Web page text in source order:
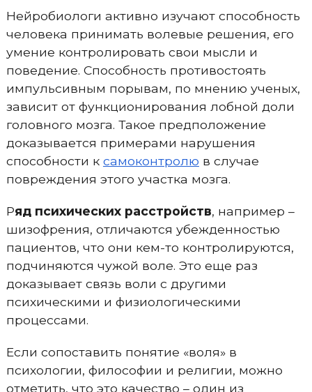
Нейробиологи активно изучают способность
человека принимать волевые решения, его
умение контролировать свои мысли и
поведение. Способность противостоять
импульсивным порывам, по мнению ученых,
зависит от функционирования лобной доли
головного мозга. Такое предположение
доказывается примерами нарушения
способности к самоконтролю в случае
повреждения этого участка мозга.
Ряд психических расстройств, например –
шизофрения, отличаются убежденностью
пациентов, что они кем-то контролируются,
подчиняются чужой воле. Это еще раз
доказывает связь воли с другими
психическими и физиологическими
процессами.
Если сопоставить понятие «воля» в
психологии, философии и религии, можно
отметить, что это качество – один из